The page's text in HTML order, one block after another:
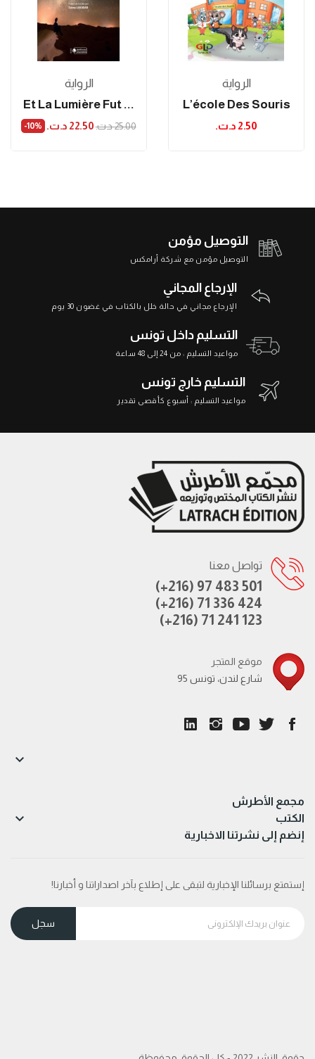
الرواية
... Et La Lumière Fut
25.00 د.ت.‏ 22.50 د.ت.‏ ‎-10%
الرواية
L’école Des Souris
2.50 د.ت.‏
التوصيل مؤمن
التوصيل مؤمن مع شركة أرامكس
الإرجاع المجاني
الإرجاع مجاني في حالة خلل بالكتاب في غضون 30 يوم
التسليم داخل تونس
مواعيد التسليم : من 24 إلى 48 ساعة
التسليم خارج تونس
مواعيد التسليم : أسبوع كأقصى تقدير
تواصل معنا
(+216) 97 483 501
(+216) 71 336 424
(+216) 71 241 123
موقع المتجر
95 شارع لندن، تونس
مجمع الأطرش

الكتب 
إنضم إلى نشرتنا الاخبارية
إستمتع برسائلنا الإخبارية لتبقى على إطلاع بآخر اصداراتنا و أخبارنا!